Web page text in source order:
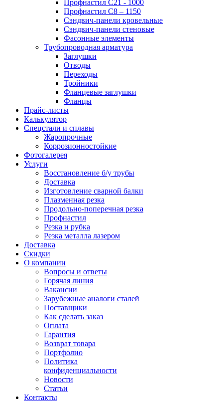
Профнастил С21 - 1000
Профнастил С8 – 1150
Сэндвич-панели кровельные
Сэндвич-панели стеновые
Фасонные элементы
Трубопроводная арматура
Заглушки
Отводы
Переходы
Тройники
Фланцевые заглушки
Фланцы
Прайс-листы
Калькулятор
Спецстали и сплавы
Жаропрочные
Коррозионностойкие
Фотогалерея
Услуги
Восстановление б/у трубы
Доставка
Изготовление сварной балки
Плазменная резка
Продольно-поперечная резка
Профнастил
Резка и рубка
Резка металла лазером
Доставка
Скидки
О компании
Вопросы и ответы
Горячая линия
Вакансии
Зарубежные аналоги сталей
Поставщики
Как сделать заказ
Оплата
Гарантия
Возврат товара
Портфолио
Политика
конфиденциальности
Новости
Статьи
Контакты